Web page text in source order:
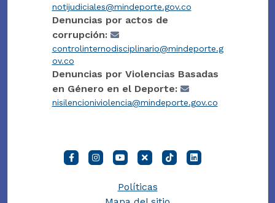
notijudiciales@mindeporte.gov.co
Denuncias por actos de
corrupción:
controlinternodisciplinario@mindeporte.g
ov.co
Denuncias por Violencias Basadas
en Género en el Deporte:
nisilencioniviolencia@mindeporte.gov.co
Políticas